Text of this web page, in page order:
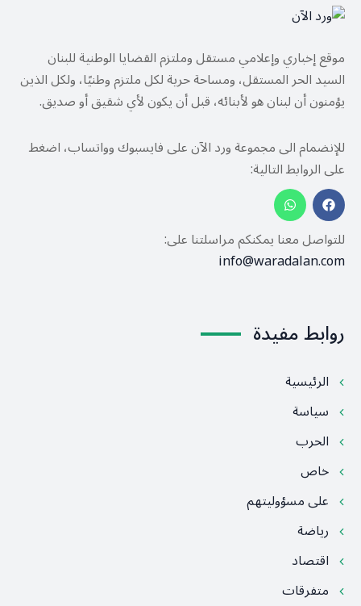
موقع إخباري وإعلامي مستقل وملتزم القضايا الوطنية للبنان
السيد الحر المستقل، ومساحة حرية لكل ملتزم وطنيًا، ولكل الذين
يؤمنون أن لبنان هو لأبنائه، قبل أن يكون لأي شقيق أو صديق.
للإنضمام الى مجموعة ورد الآن على فايسبوك وواتساب، اضغط
على الروابط التالية:
للتواصل معنا يمكنكم مراسلتنا على:
info@waradalan.com
روابط مفيدة
الرئيسية
سياسة
الحرب
خاص
على مسؤوليتهم
رياضة
اقتصاد
متفرقات